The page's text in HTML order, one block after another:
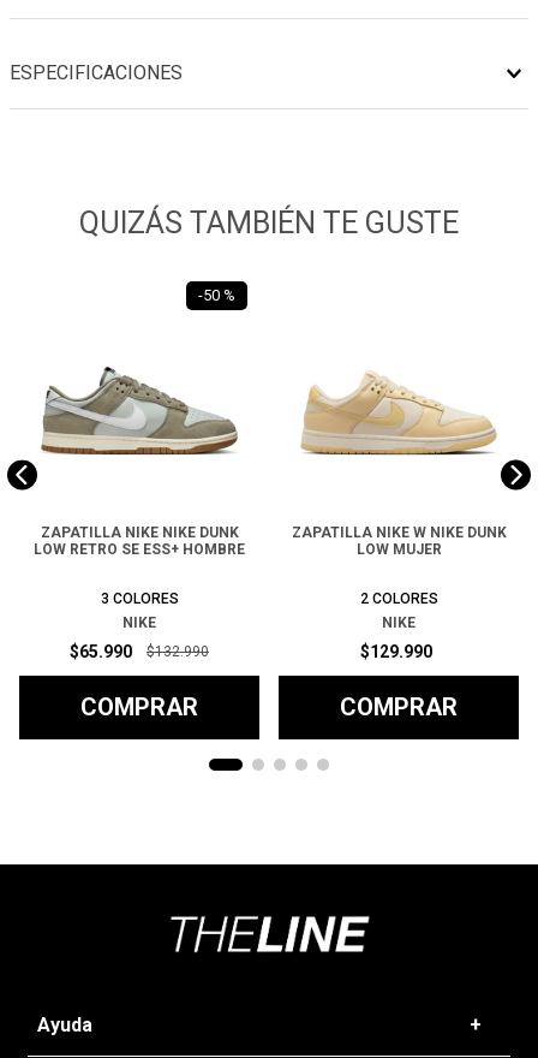
ESPECIFICACIONES
QUIZÁS TAMBIÉN TE GUSTE
-50 %
ZAPATILLA NIKE NIKE DUNK
LOW RETRO SE ESS+ HOMBRE
3 COLORES
NIKE
$65.990 $132.990
COMPRAR
ZAPATILLA NIKE W NIKE DUNK
LOW MUJER
2 COLORES
NIKE
$129.990
COMPRAR
Ayuda +